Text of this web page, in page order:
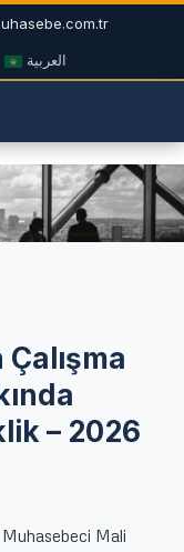
العربية
– 2026
Muhasebeci Mali